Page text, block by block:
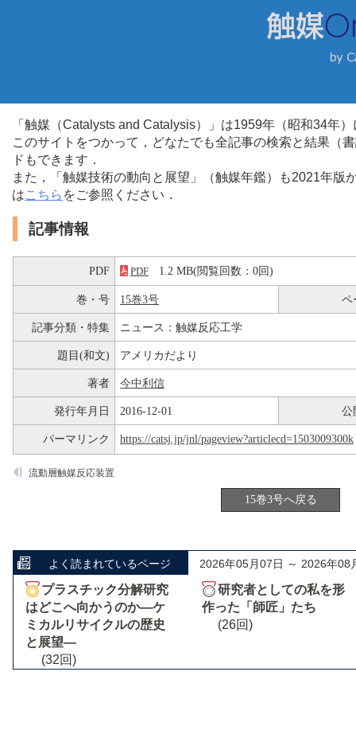
「触媒（Catalysts and Catalysis）」は1959年（昭和34年
このサイトをつかって，どなたでも全記事の検索と結果（
ドもできます．
また，「触媒技術の動向と展望」（触媒年鑑）も2021年
はこちら をご参照ください．
記事情報
PDF PDF 1.2 MB(閲覧回数：0回)
巻・号 15巻3号 ペ
記事分類・特集 ニュース：触媒反応工学
題目(和文) アメリカだより
著者 今中利信
発行年月日 2016-12-01 公
パーマリンク https://catsj.jp/jnl/pageview?articlecd=1503009300k
流動層触媒反応装置
15巻3号へ戻る
よく読まれているページ 2026年05月07日 ～ 2026年08
プラスチック分解研究
はどこへ向かうのか―ケ
ミカルリサイクルの歴史
と展望―
(32回)
研究者としての私を形
作った「師匠」たち
(26回)